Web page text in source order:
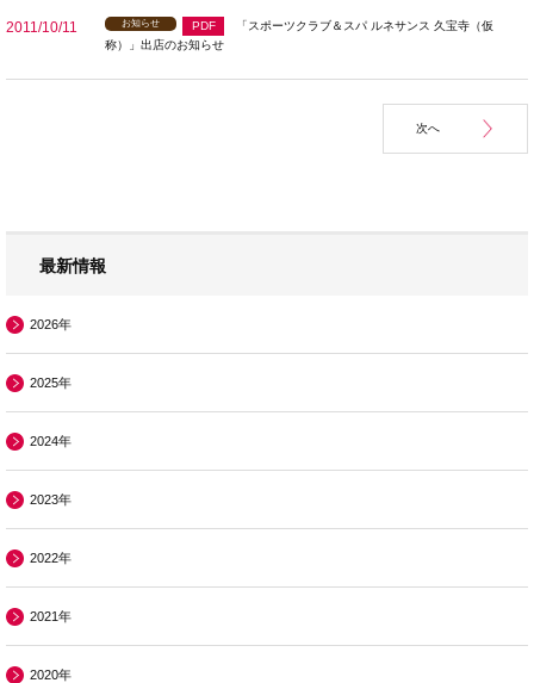
2011/10/11 お知らせ PDF
「スポーツクラブ＆スパ ルネサンス 久宝寺（仮
称）」出店のお知らせ
次へ
最新情報
2026年
2025年
2024年
2023年
2022年
2021年
2020年